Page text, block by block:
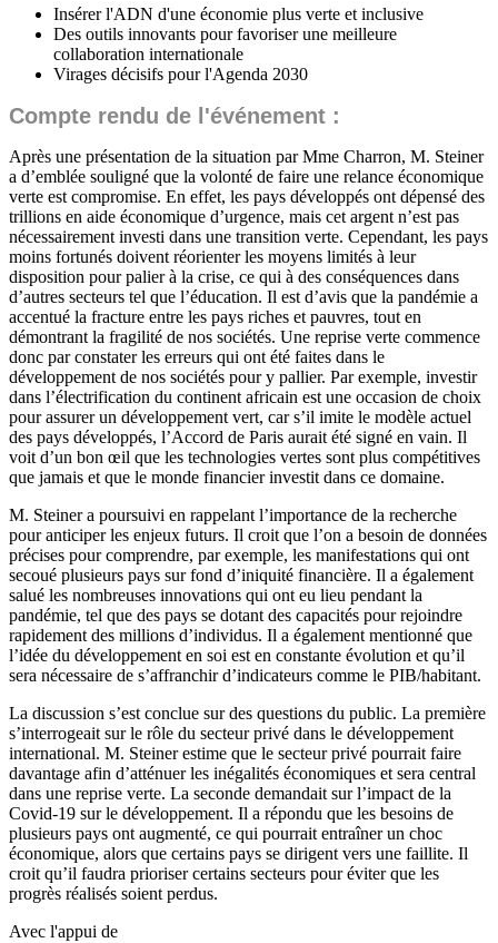
Insérer l'ADN d'une économie plus verte et inclusive
Des outils innovants pour favoriser une meilleure
collaboration internationale
Virages décisifs pour l'Agenda 2030
Compte rendu de l'événement :
Après une présentation de la situation par Mme Charron, M. Steiner
a d’emblée souligné que la volonté de faire une relance économique
verte est compromise. En effet, les pays développés ont dépensé des
trillions en aide économique d’urgence, mais cet argent n’est pas
nécessairement investi dans une transition verte. Cependant, les pays
moins fortunés doivent réorienter les moyens limités à leur
disposition pour palier à la crise, ce qui à des conséquences dans
d’autres secteurs tel que l’éducation. Il est d’avis que la pandémie a
accentué la fracture entre les pays riches et pauvres, tout en
démontrant la fragilité de nos sociétés. Une reprise verte commence
donc par constater les erreurs qui ont été faites dans le
développement de nos sociétés pour y pallier. Par exemple, investir
dans l’électrification du continent africain est une occasion de choix
pour assurer un développement vert, car s’il imite le modèle actuel
des pays développés, l’Accord de Paris aurait été signé en vain. Il
voit d’un bon œil que les technologies vertes sont plus compétitives
que jamais et que le monde financier investit dans ce domaine.
M. Steiner a poursuivi en rappelant l’importance de la recherche
pour anticiper les enjeux futurs. Il croit que l’on a besoin de données
précises pour comprendre, par exemple, les manifestations qui ont
secoué plusieurs pays sur fond d’iniquité financière. Il a également
salué les nombreuses innovations qui ont eu lieu pendant la
pandémie, tel que des pays se dotant des capacités pour rejoindre
rapidement des millions d’individus. Il a également mentionné que
l’idée du développement en soi est en constante évolution et qu’il
sera nécessaire de s’affranchir d’indicateurs comme le PIB/habitant.
La discussion s’est conclue sur des questions du public. La première
s’interrogeait sur le rôle du secteur privé dans le développement
international. M. Steiner estime que le secteur privé pourrait faire
davantage afin d’atténuer les inégalités économiques et sera central
dans une reprise verte. La seconde demandait sur l’impact de la
Covid-19 sur le développement. Il a répondu que les besoins de
plusieurs pays ont augmenté, ce qui pourrait entraîner un choc
économique, alors que certains pays se dirigent vers une faillite. Il
croit qu’il faudra prioriser certains secteurs pour éviter que les
progrès réalisés soient perdus.
Avec l'appui de